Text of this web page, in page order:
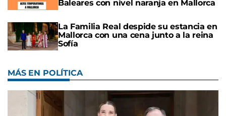
Baleares con nivel naranja en Mallorca
La Familia Real despide su estancia en
Mallorca con una cena junto a la reina
Sofía
MÁS EN POLÍTICA